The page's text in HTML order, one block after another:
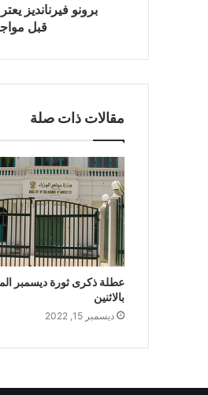
برونو فيرنانديز
قبل
مقالات ذات صلة
عطلة ذكرى ثورة ديسمبر
بالاثنين
ديسمبر 15, 2022